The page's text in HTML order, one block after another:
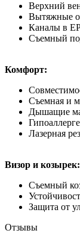
Верхний
Вытяжные
Каналы в
Съемный
Комфорт:
Съемная и
Дышащие
Лазерная
Визор и козырек:
Съемный
Защита от
Отзывы